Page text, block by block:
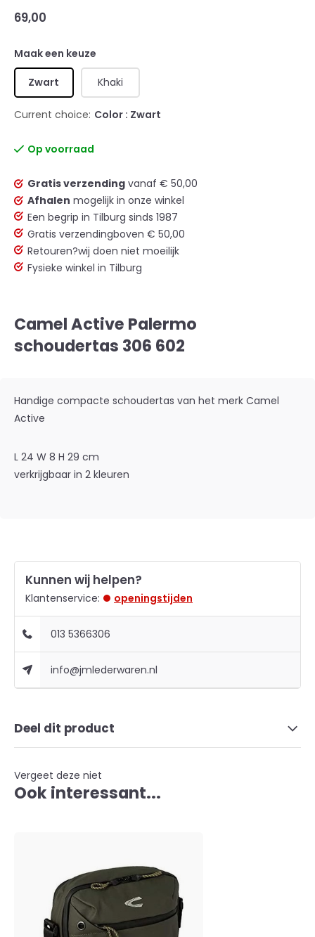
69,00
Maak een keuze
Zwart Khaki
Current choice: Color : Zwart
Op voorraad
Gratis verzending vanaf € 50,00
Afhalen mogelijk in onze winkel
Een begrip in Tilburg sinds 1987
Gratis verzendingboven € 50,00
Retouren?wij doen niet moeilijk
Fysieke winkel in Tilburg
Camel Active Palermo
schoudertas 306 602
Handige compacte schoudertas van het merk Camel
Active
L 24 W 8 H 29 cm
verkrijgbaar in 2 kleuren
Kunnen wij helpen?
Klantenservice: openingstijden
013 5366306
info@jmlederwaren.nl
Deel dit product
Vergeet deze niet
Ook interessant...